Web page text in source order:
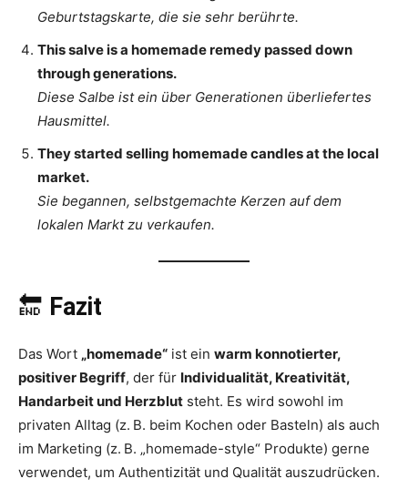
Geburtstagskarte, die sie sehr berührte.
This salve is a homemade remedy passed down
through generations.
Diese Salbe ist ein über Generationen überliefertes
Hausmittel.
They started selling homemade candles at the local
market.
Sie begannen, selbstgemachte Kerzen auf dem
lokalen Markt zu verkaufen.
🔚 Fazit
Das Wort „homemade“ ist ein warm konnotierter,
positiver Begriff, der für Individualität, Kreativität,
Handarbeit und Herzblut steht. Es wird sowohl im
privaten Alltag (z. B. beim Kochen oder Basteln) als auch
im Marketing (z. B. „homemade-style“ Produkte) gerne
verwendet, um Authentizität und Qualität auszudrücken.